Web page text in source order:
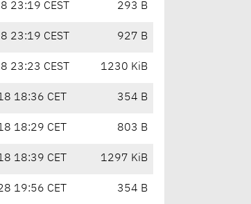
23:19 CEST 293 B
23:19 CEST 927 B
23:23 CEST 1230 KiB
18:36 CET 354 B
18:29 CET 803 B
18:39 CET 1297 KiB
19:56 CET 354 B